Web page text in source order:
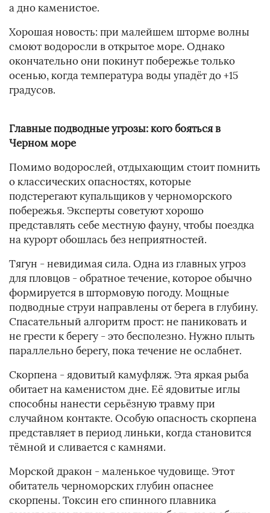
а дно каменистое.
Хорошая новость: при малейшем шторме волны
смоют водоросли в открытое море. Однако
окончательно они покинут побережье только
осенью, когда температура воды упадёт до +15
градусов.
Главные подводные угрозы: кого бояться в
Черном море
Помимо водорослей, отдыхающим стоит помнить
о классических опасностях, которые
подстерегают купальщиков у черноморского
побережья. Эксперты советуют хорошо
представлять себе местную фауну, чтобы поездка
на курорт обошлась без неприятностей.
Тягун - невидимая сила. Одна из главных угроз
для пловцов - обратное течение, которое обычно
формируется в штормовую погоду. Мощные
подводные струи направлены от берега в глубину.
Спасательный алгоритм прост: не паниковать и
не грести к берегу - это бесполезно. Нужно плыть
параллельно берегу, пока течение не ослабнет.
Скорпена - ядовитый камуфляж. Эта яркая рыба
обитает на каменистом дне. Её ядовитые иглы
способны нанести серьёзную травму при
случайном контакте. Особую опасность скорпена
представляет в период линьки, когда становится
тёмной и сливается с камнями.
Морской дракон - маленькое чудовище. Этот
обитатель черноморских глубин опаснее
скорпены. Токсин его спинного плавника